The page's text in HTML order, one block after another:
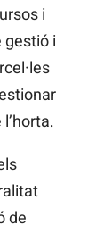
i
gestió i
de